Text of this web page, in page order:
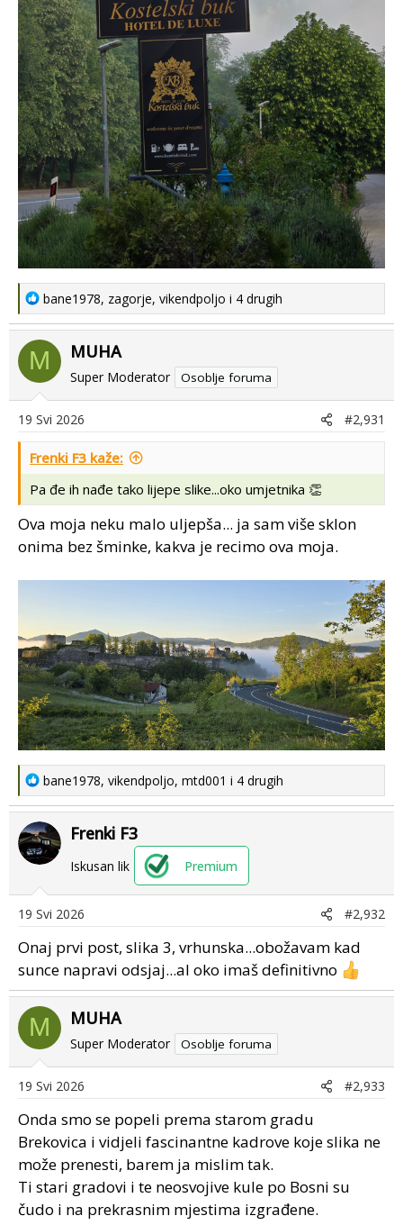
R
e
a
c
t
n
:
bane1978, zagorje, vikendpoljo i 4 drugih
M MUHA
Super Moderator Osoblje foruma
19 Svi 2026 #2,931
Frenki F3 kaže:
Pa đe ih nađe tako lijepe slike...oko umjetnika 👏
Ova moja neku malo uljepša... ja sam više sklon
onima bez šminke, kakva je recimo ova moja.
R
e
a
c
t
o
n
s
:
bane1978, vikendpoljo, mtd001 i 4 drugih
Frenki F3
Iskusan lik Premium
19 Svi 2026 #2,932
Onaj prvi post, slika 3, vrhunska...obožavam kad
sunce napravi odsjaj...al oko imaš definitivno
M MUHA
Super Moderator Osoblje foruma
19 Svi 2026 #2,933
Onda smo se popeli prema starom gradu
Brekovica i vidjeli fascinantne kadrove koje slika ne
može prenesti, barem ja mislim tak.
Ti stari gradovi i te neosvojive kule po Bosni su
čudo i na prekrasnim mjestima izgrađene.